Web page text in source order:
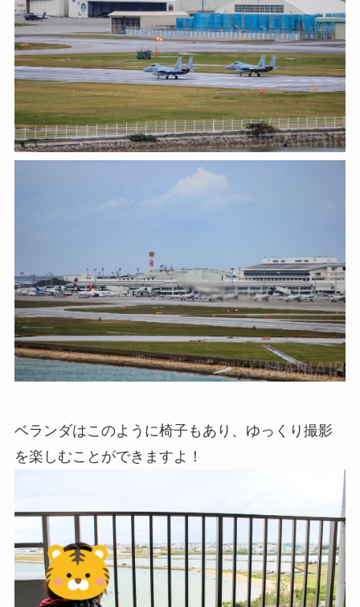
ベランダはこのように椅子もあり、ゆっくり撮影
を楽しむことができますよ！